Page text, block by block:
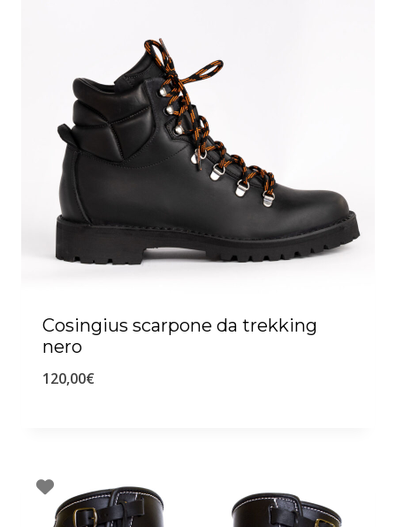
Cosingius scarpone da trekking
nero
120,00€